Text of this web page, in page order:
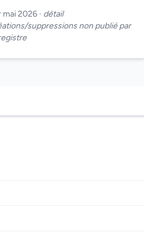
mai 2026 · détail
suppressions non publié par